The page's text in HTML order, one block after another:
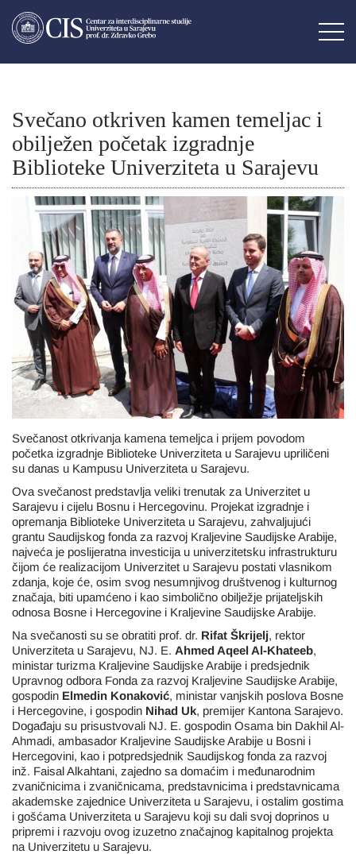
Svečano otkriven kamen temeljac i
obilježen početak izgradnje
Biblioteke Univerziteta u Sarajevu
Svečanost otkrivanja kamena temeljca i prijem povodom
početka izgradnje Biblioteke Univerziteta u Sarajevu upriličeni
su danas u Kampusu Univerziteta u Sarajevu.
Ova svečanost predstavlja veliki trenutak za Univerzitet u
Sarajevu i cijelu Bosnu i Hercegovinu. Projekat izgradnje i
opremanja Biblioteke Univerziteta u Sarajevu, zahvaljujući
grantu Saudijskog fonda za razvoj Kraljevine Saudijske Arabije,
najveća je poslijeratna investicija u univerzitetsku infrastrukturu
čijom će realizacijom Univerzitet u Sarajevu postati vlasnikom
zdanja, koje će, osim svog nesumnjivog društvenog i kulturnog
značaja, biti upamćeno i kao simbolično obilježje prijateljskih
odnosa Bosne i Hercegovine i Kraljevine Saudijske Arabije.
Na svečanosti su se obratiti prof. dr. Rifat Škrijelj, rektor
Univerziteta u Sarajevu, NJ. E. Ahmed Aqeel Al-Khateeb,
ministar turizma Kraljevine Saudijske Arabije i predsjednik
Upravnog odbora Fonda za razvoj Kraljevine Saudijske Arabije,
gospodin Elmedin Konaković, ministar vanjskih poslova Bosne
i Hercegovine, i gospodin Nihad Uk, premijer Kantona Sarajevo.
Događaju su prisustvovali NJ. E. gospodin Osama bin Dakhil Al-
Ahmadi, ambasador Kraljevine Saudijske Arabije u Bosni i
Hercegovini, kao i potpredsjednik Saudijskog fonda za razvoj
inž. Faisal Alkahtani, zajedno sa domaćim i međunarodnim
zvaničnicima i zvaničnicama, predstavnicima i predstavnicama
akademske zajednice Univerziteta u Sarajevu, i ostalim gostima
i gošćama Univerziteta u Sarajevu koji su dali svoj doprinos u
pripremi i razvoju ovog izuzetno značajnog kapitalnog projekta
na Univerzitetu u Sarajevu.